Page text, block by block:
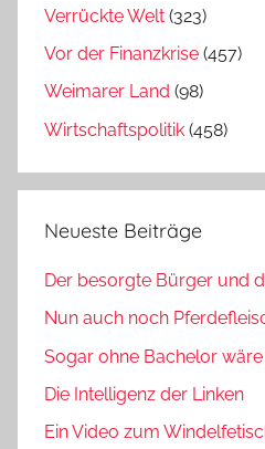
Verrückte Welt (323)
Vor der Finanzkrise (457)
Weimarer Land (98)
Wirtschaftspolitik (458)
Neueste Beiträge
Der besorgte Bürger und
Nun auch noch
Sogar ohne Bachelor
Die Intelligenz der Linken
Ein Video zum